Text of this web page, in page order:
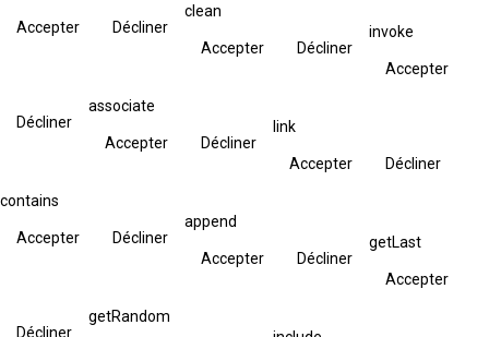
Accepter Décliner
clean
Accepter Décliner
invoke
Accepter
Décliner
associate
Accepter Décliner
link
Accepter Décliner
contains
Accepter Décliner
append
Accepter Décliner
getLast
Accepter
Décliner
getRandom